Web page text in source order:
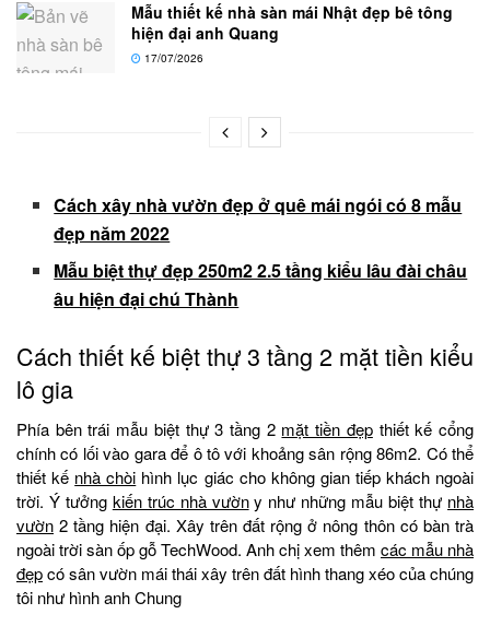
Mẫu thiết kế nhà sàn mái Nhật đẹp bê tông
hiện đại anh Quang
17/07/2026
Cách xây nhà vườn đẹp ở quê mái ngói có 8 mẫu
đẹp năm 2022
Mẫu biệt thự đẹp 250m2 2.5 tầng kiểu lâu đài châu
âu hiện đại chú Thành
Cách thiết kế biệt thự 3 tầng 2 mặt tiền kiểu
lô gia
Phía bên trái mẫu biệt thự 3 tầng 2 mặt tiền đẹpthiết kế cổng
chính có lối vào gara để ô tô với khoảng sân rộng 86m2. Có thể
thiết kế nhà chòi hình lục giác cho không gian tiếp khách ngoài
trời. Ý tưởng kiến trúc nhà vườny như những mẫu biệt thự nhà
vườn 2 tầng hiện đại. Xây trên đất rộng ở nông thôn có bàn trà
ngoài trời sàn ốp gỗ TechWood. Anh chị xem thêm các mẫu nhà
đẹpcó sân vườn mái thái xây trên đất hình thang xéo của chúng
tôi như hình anh Chung